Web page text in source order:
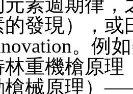
發現），或
。例
重機槍原理
槍械原理）